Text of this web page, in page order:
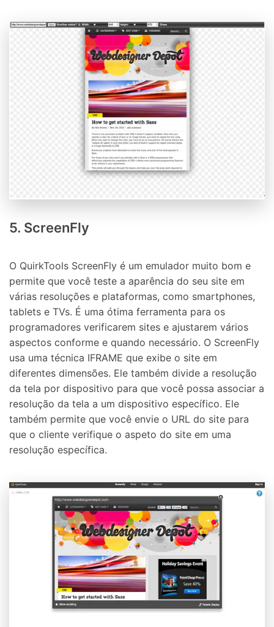
5. ScreenFly
O QuirkTools ScreenFly é um emulador muito bom e
permite que você teste a aparência do seu site em
várias resoluções e plataformas, como smartphones,
tablets e TVs. É uma ótima ferramenta para os
programadores verificarem sites e ajustarem vários
aspectos conforme e quando necessário. O ScreenFly
usa uma técnica IFRAME que exibe o site em
diferentes dimensões. Ele também divide a resolução
da tela por dispositivo para que você possa associar a
resolução da tela a um dispositivo específico. Ele
também permite que você envie o URL do site para
que o cliente verifique o aspeto do site em uma
resolução específica.